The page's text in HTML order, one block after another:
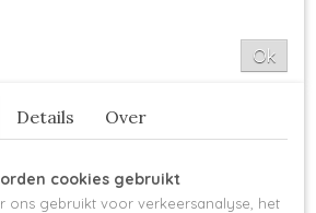
Ok
Details Over
cookies gebruikt
ons gebruikt voor verkeersanalyse, het